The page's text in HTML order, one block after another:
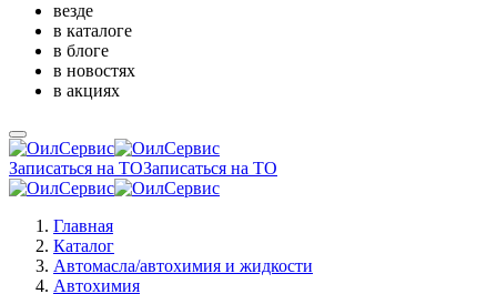
везде
в каталоге
в блоге
в новостях
в акциях
Записаться на ТОЗаписаться на ТО
Главная
Каталог
Автомасла/автохимия и жидкости
Автохимия